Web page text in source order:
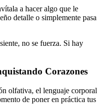
a hacer algo que le
detalle o simplemente pasa
no se fuerza. Si hay
Corazones
olfativa, el lenguaje corporal
de poner en práctica tus